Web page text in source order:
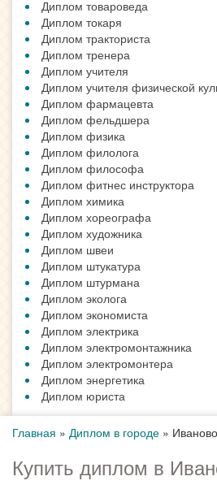
Диплом товароведа
Диплом токаря
Диплом тракториста
Диплом тренера
Диплом учителя
Диплом учителя физической
Диплом фармацевта
Диплом фельдшера
Диплом физика
Диплом филолога
Диплом философа
Диплом фитнес инструктора
Диплом химика
Диплом хореографа
Диплом художника
Диплом швеи
Диплом штукатура
Диплом штурмана
Диплом эколога
Диплом экономиста
Диплом электрика
Диплом электромонтажника
Диплом электромонтера
Диплом энергетика
Диплом юриста
Главная » Диплом в городе » Иваново
Купить диплом в